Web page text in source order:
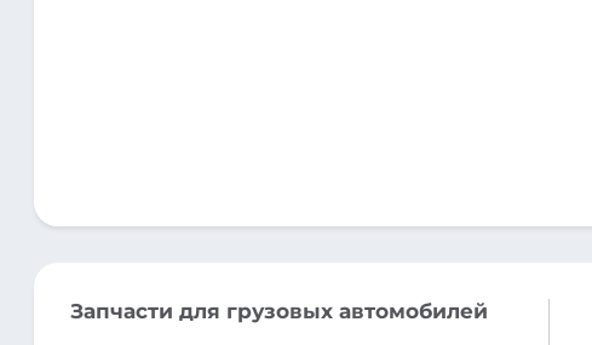
Запчасти для грузовых автомобилей